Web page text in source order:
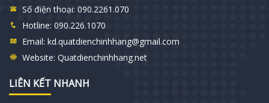
Số điện thoại: 090.2261.070
Hotline: 090.226.1070
Email: kd.quatdienchinhhang@gmail.com
Website: Quatdienchinhhang.net
LIÊN KẾT NHANH